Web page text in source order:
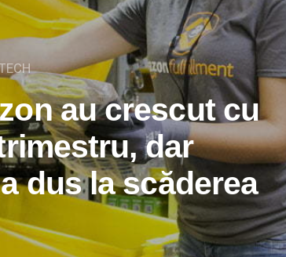
au crescut cu
dar
dus la scăderea